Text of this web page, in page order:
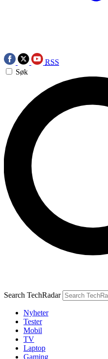
RSS
Søk
Search TechRadar
Nyheter
Tester
Mobil
TV
Laptop
Gaming